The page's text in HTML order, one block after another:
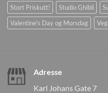
Stort Priskutt!
Studio Ghibli
Valentine's Day og Morsdag
Adresse
Karl Johans Gate 7